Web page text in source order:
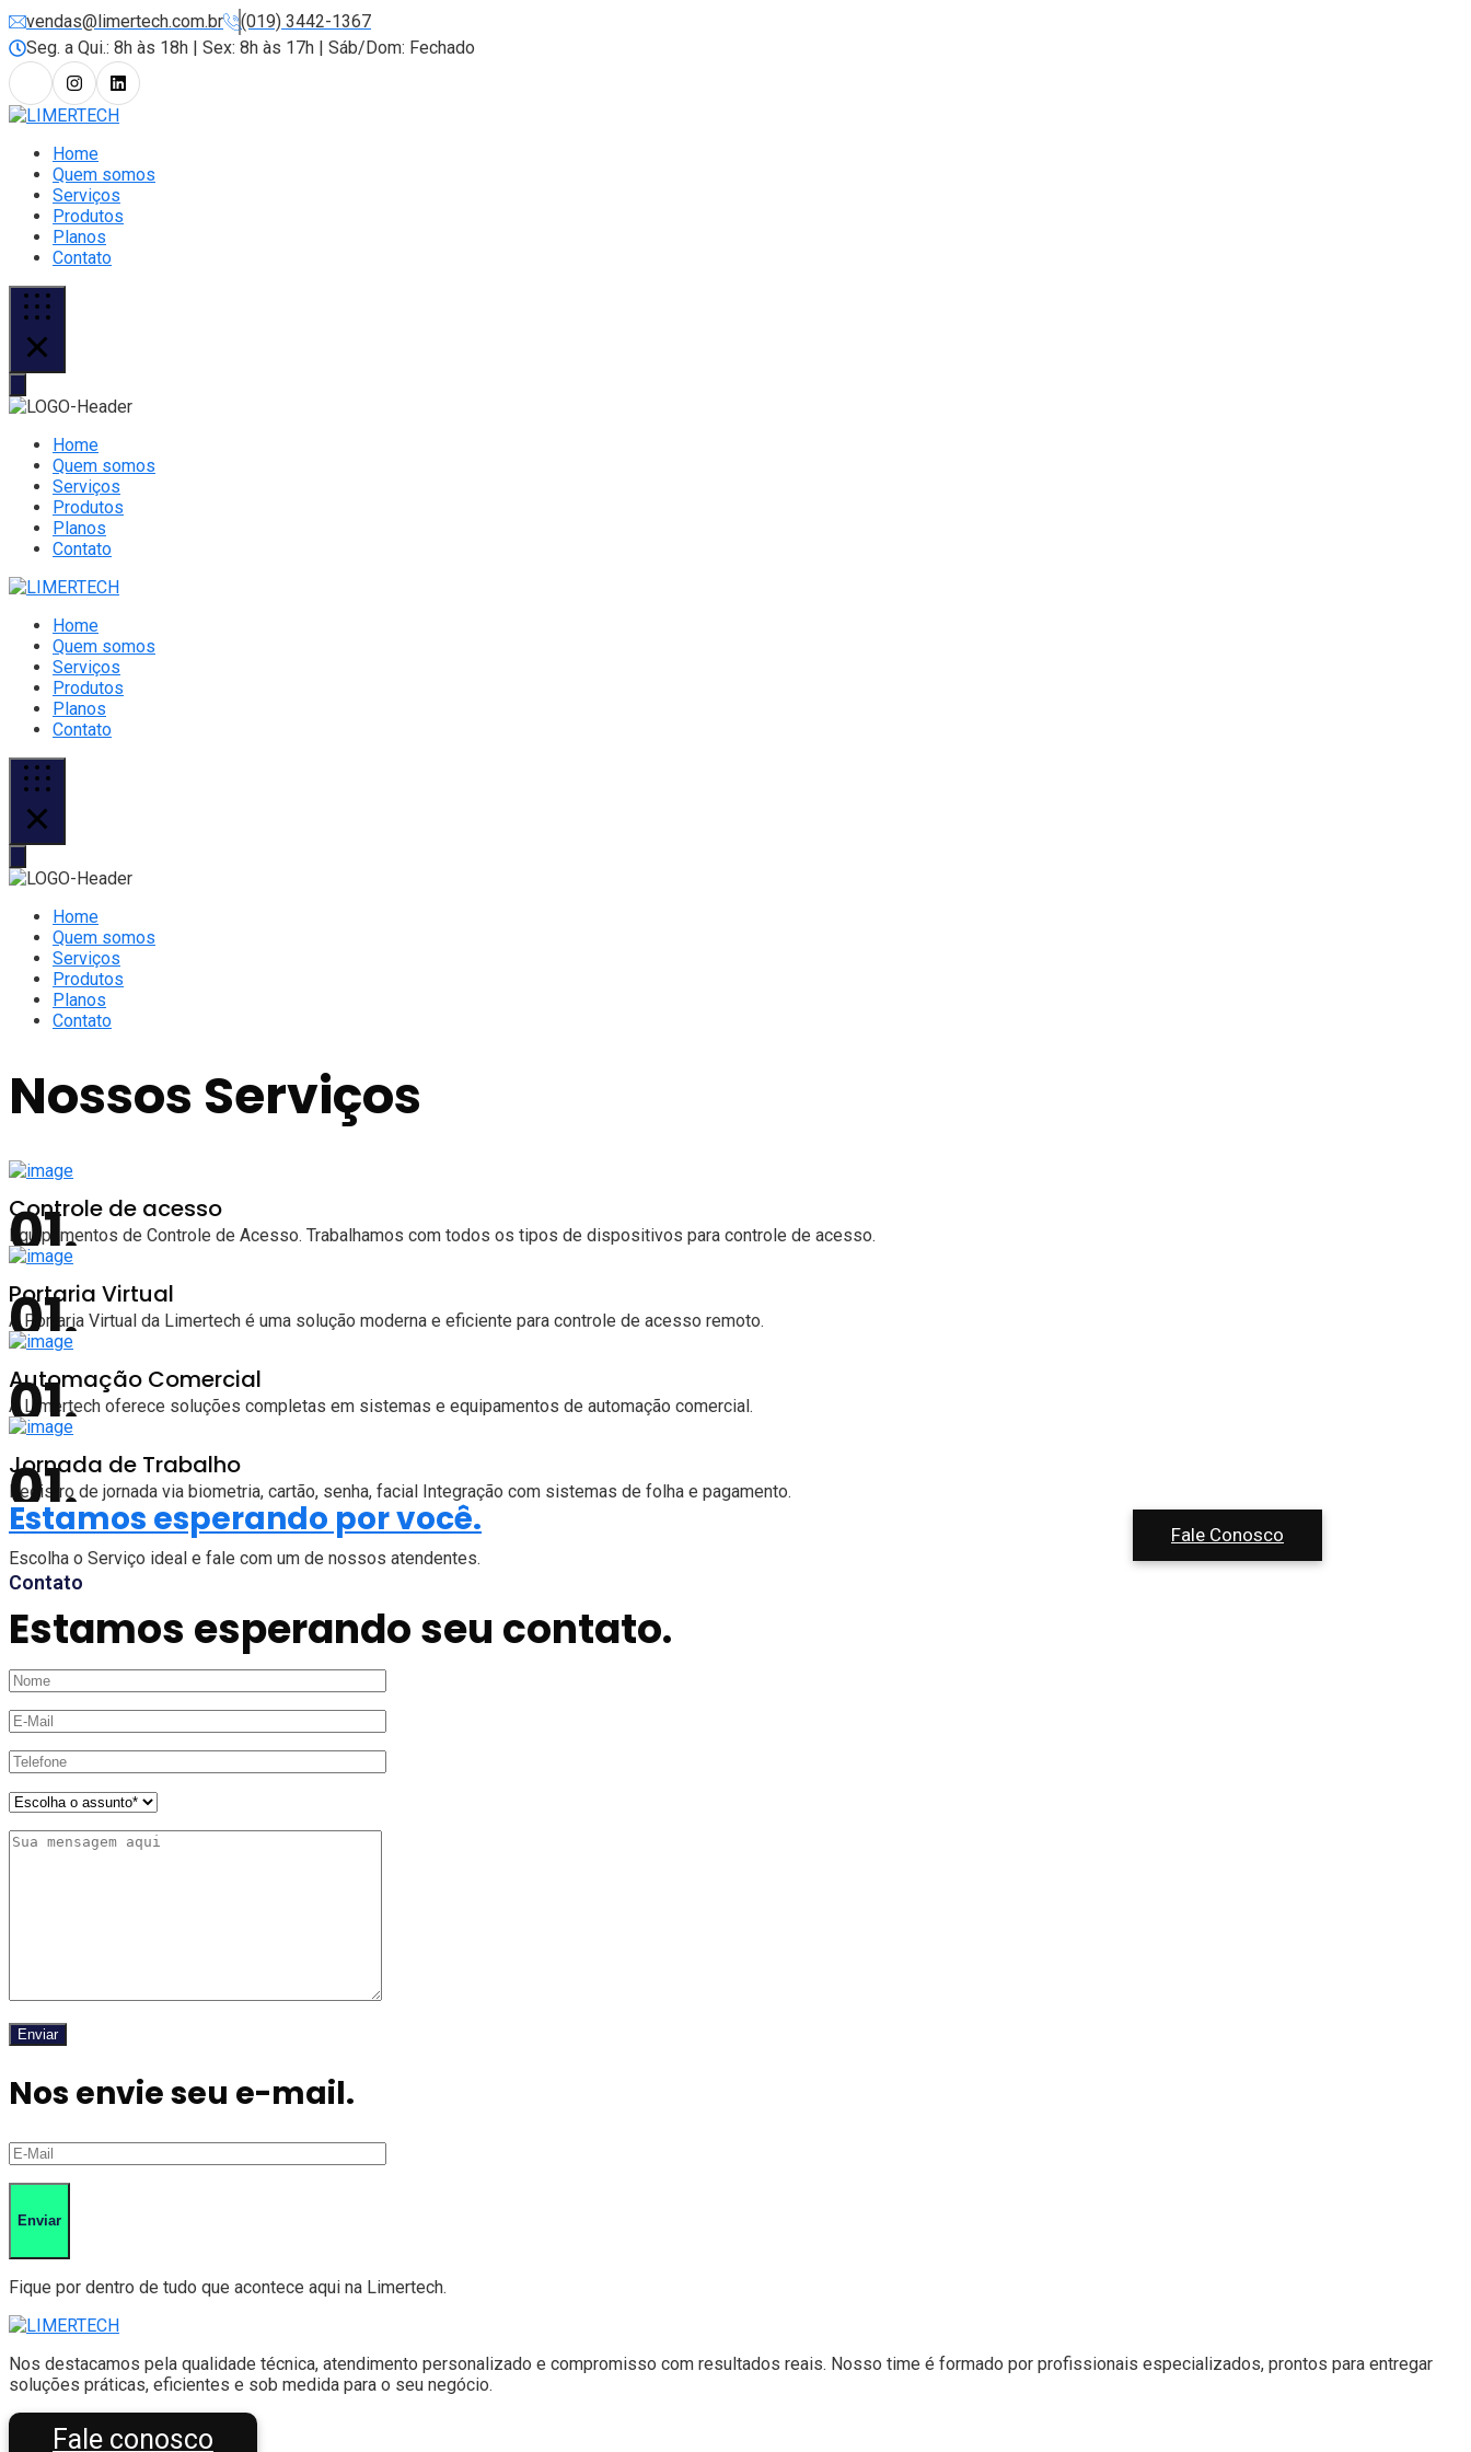
vendas@limertech.com.br
(019) 3442-1367
Seg. a Qui.: 8h às 18h | Sex: 8h às 17h | Sáb/Dom: Fechado
Home
Quem somos
Serviços
Produtos
Planos
Contato
Home
Quem somos
Serviços
Produtos
Planos
Contato
Home
Quem somos
Serviços
Produtos
Planos
Contato
Home
Quem somos
Serviços
Produtos
Planos
Contato
Nossos Serviços
Controle de acesso
Equipamentos de Controle de Acesso. Trabalhamos com todos os tipos de dispositivos para controle de acesso.
Portaria Virtual
A Portaria Virtual da Limertech é uma solução moderna e eficiente para controle de acesso remoto.
Automação Comercial
A Limertech oferece soluções completas em sistemas e equipamentos de automação comercial.
Jornada de Trabalho
Registro de jornada via biometria, cartão, senha, facial Integração com sistemas de folha e pagamento.
Estamos esperando por você.
Escolha o Serviço ideal e fale com um de nossos atendentes.
Fale Conosco
Contato
Estamos esperando seu contato.
Nos envie seu e-mail.
Fique por dentro de tudo que acontece aqui na Limertech.
Nos destacamos pela qualidade técnica, atendimento personalizado e compromisso com resultados reais. Nosso time é formado por profissionais especializados, prontos para entregar
soluções práticas, eficientes e sob medida para o seu negócio.
Fale conosco